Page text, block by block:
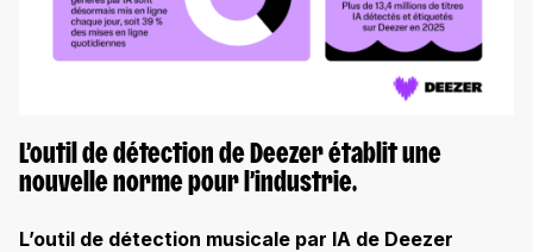
L’outil de détection de Deezer établit une
nouvelle norme pour l’industrie.
L’outil de détection musicale par IA de Deezer